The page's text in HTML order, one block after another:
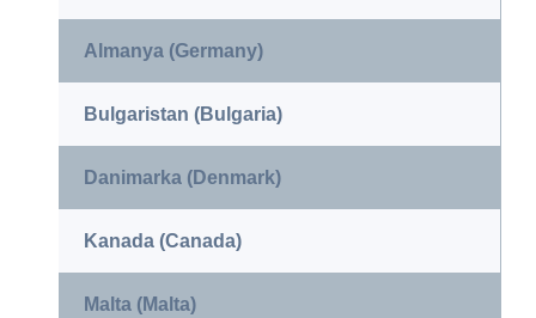
Almanya (Germany)
Bulgaristan (Bulgaria)
Danimarka (Denmark)
Kanada (Canada)
Malta (Malta)